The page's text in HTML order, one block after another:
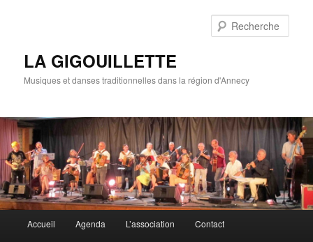
LA GIGOUILLETTE
Musiques et danses traditionnelles dans la région d'Annecy
Aller au contenu principal
Aller au contenu secondaire
Accueil Agenda L’association Contact